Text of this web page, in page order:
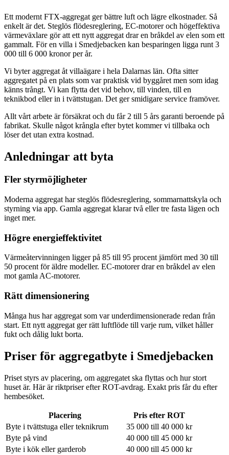
Ett modernt FTX-aggregat ger bättre luft och lägre elkostnader. Så
enkelt är det. Steglös flödesreglering, EC-motorer och högeffektiva
värmeväxlare gör att ett nytt aggregat drar en bråkdel av elen som ett
gammalt. För en villa i Smedjebacken kan besparingen ligga runt 3
000 till 6 000 kronor per år.
Vi byter aggregat åt villaägare i hela Dalarnas län. Ofta sitter
aggregatet på en plats som var praktisk vid byggåret men som idag
känns trångt. Vi kan flytta det vid behov, till vinden, till en
teknikbod eller in i tvättstugan. Det ger smidigare service framöver.
Allt vårt arbete är försäkrat och du får 2 till 5 års garanti beroende på
fabrikat. Skulle något krångla efter bytet kommer vi tillbaka och
löser det utan extra kostnad.
Anledningar att byta
Fler styrmöjligheter
Moderna aggregat har steglös flödesreglering, sommarnattskyla och
styrning via app. Gamla aggregat klarar två eller tre fasta lägen och
inget mer.
Högre energieffektivitet
Värmeåtervinningen ligger på 85 till 95 procent jämfört med 30 till
50 procent för äldre modeller. EC-motorer drar en bråkdel av elen
mot gamla AC-motorer.
Rätt dimensionering
Många hus har aggregat som var underdimensionerade redan från
start. Ett nytt aggregat ger rätt luftflöde till varje rum, vilket håller
fukt och dålig lukt borta.
Priser för aggregatbyte i Smedjebacken
Priset styrs av placering, om aggregatet ska flyttas och hur stort
huset är. Här är riktpriser efter ROT-avdrag. Exakt pris får du efter
hembesöket.
Placering
Pris efter ROT
Byte i tvättstuga eller teknikrum
35 000 till 40 000 kr
Byte på vind
40 000 till 45 000 kr
Byte i kök eller garderob
40 000 till 45 000 kr